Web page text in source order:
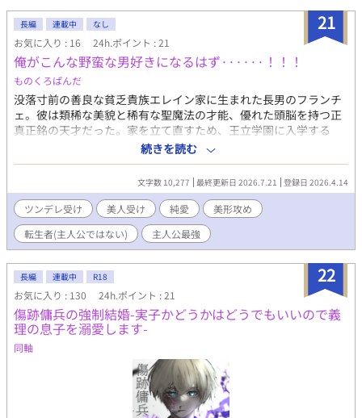
21
長編 連載中 なし
お気に入り : 16 24h.ポイント : 21
俺がこんな野蛮な男好きになるはず······！！！
ものくろぱんだ
没落寸前の善良な貧乏貴族エレイン家に生まれた長男のフランチ
ェ。彼は類稀な美貌と稀有な聖魔法の才能、優れた頭脳を持つ正
真正銘の天才だった。家を立て直すため、王立学園に入学する
も、あまりにも善良すぎる家族を守るため培ってきた経験のせい
で、プライドは大気圏を突き抜け、性格は酷く捻じ曲がっている
フランチェに友人ができるようなこともなく。卒業時には首席も
勝ち取ったフランチェだが、性格に問題ありとして宮廷仕えに内
定が貰えず、結局卒業後十年間、かつての同級生たちが宮廷で出
世していくのを風の便りに、領地を立て直そうと奔走する毎日。
そんな時、御歳八歳になる末の王子の家庭教師として採用され
る。 意気揚々と向かったフランチェが目にしたのは、王子とは思
えないような待遇を受ける後ろ盾のない幼い王子と、唯一の味方
の傭兵上がりの護衛騎士だった。
───────────────────── 平民上がりの元傭
兵護衛騎士×プライドの高いツンデレ魔導師
続きを読む
文字数 10,277 最終更新日 2026.7.21 登録日 2026.4.14
ツンデレ受け 美人受け 純愛
美形攻め
転生者(主人公ではない)
主人公最強
22
長編 連載中 R18
お気に入り : 130 24h.ポイント : 21
傷跡傭兵の強制結婚-実子かどうかはどうでもいいので義
理の息子を溺愛します-
同軸